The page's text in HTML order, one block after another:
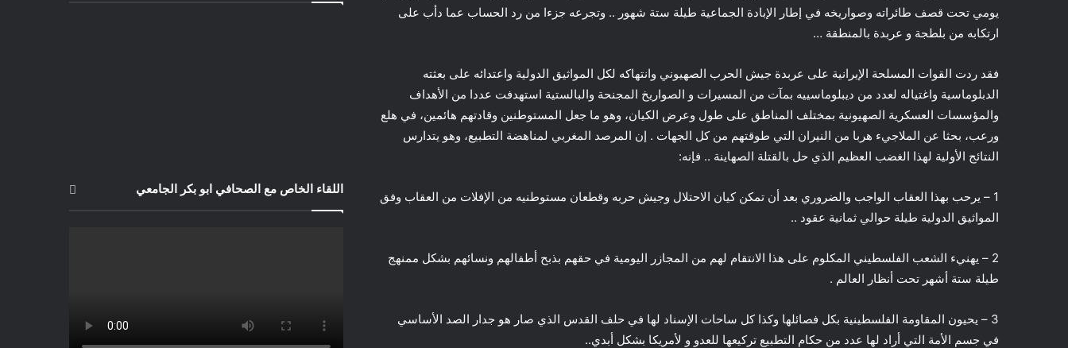
يومي تحت قصف طائراته وصواريخه في إطار الإبادة الجماعية طيلة ستة شهور .. وتجرعه جزءا من رد الحساب عما دأب على
ارتكابه من بلطجة و عربدة بالمنطقة …
فقد ردت القوات المسلحة الإيرانية على عربدة جيش الحرب الصهيوني وانتهاكه لكل المواثيق الدولية واعتدائه على بعثته
الدبلوماسية واغتياله لعدد من ديبلوماسييه بمآت من المسيرات و الصواريخ المجنحة والبالستية استهدفت عددا من الأهداف
والمؤسسات العسكرية الصهيونية بمختلف المناطق على طول وعرض الكيان، وهو ما جعل المستوطنين وقادتهم هائمين، في هلع
ورعب، بحثا عن الملاجيء هربا من النيران التي طوقتهم من كل الجهات . إن المرصد المغربي لمناهضة التطبيع، وهو يتدارس
النتائج الأولية لهذا الغضب العظيم الذي حل بالقتلة الصهاينة .. فإنه:
1 – يرحب بهذا العقاب الواجب والضروري بعد أن تمكن كيان الاحتلال وجيش حربه وقطعان مستوطنيه من الإفلات من العقاب وفق
المواثيق الدولية طيلة حوالي ثمانية عقود ..
2 – يهنيء الشعب الفلسطيني المكلوم على هذا الانتقام لهم من المجازر اليومية في حقهم بذبح أطفالهم ونسائهم بشكل ممنهج
طيلة ستة أشهر تحت أنظار العالم .
3 – يحيون المقاومة الفلسطينية بكل فصائلها وكذا كل ساحات الإسناد لها في حلف القدس الذي صار هو جدار الصد الأساسي
في جسم الأمة التي أراد لها عدد من حكام التطبيع تركيعها للعدو و لأمريكا بشكل أبدي..
اللقاء الخاص مع الصحافي ابو بكر الجامعي